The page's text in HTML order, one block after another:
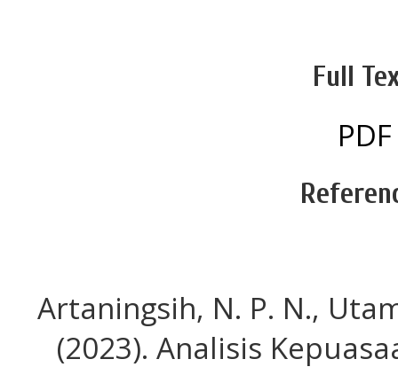
Full
PDF
Artaningsih, N. P. N.,
(2023). Analisis